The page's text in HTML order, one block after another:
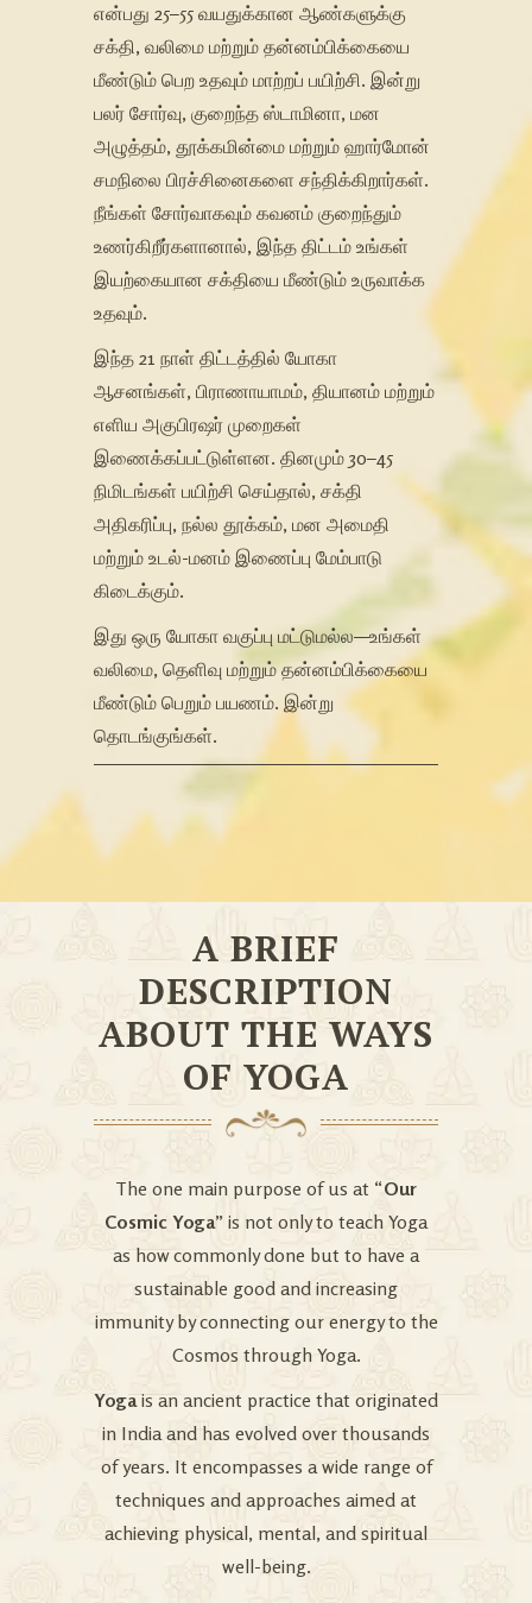
என்பது 25–55 வயதுக்கான ஆண்களுக்கு
சக்தி, வலிமை மற்றும் தன்னம்பிக்கையை
மீண்டும் பெற உதவும் மாற்றப் பயிற்சி. இன்று
பலர் சோர்வு, குறைந்த ஸ்டாமினா, மன
அழுத்தம், தூக்கமின்மை மற்றும் ஹார்மோன்
சமநிலை பிரச்சினைகளை சந்திக்கிறார்கள்.
நீங்கள் சோர்வாகவும் கவனம் குறைந்தும்
உணர்கிறீர்களானால், இந்த திட்டம் உங்கள்
இயற்கையான சக்தியை மீண்டும் உருவாக்க
உதவும்.
இந்த 21 நாள் திட்டத்தில் யோகா
ஆசனங்கள், பிராணாயாமம், தியானம் மற்றும்
எளிய அகுபிரஷர் முறைகள்
இணைக்கப்பட்டுள்ளன. தினமும் 30–45
நிமிடங்கள் பயிற்சி செய்தால், சக்தி
அதிகரிப்பு, நல்ல தூக்கம், மன அமைதி
மற்றும் உடல்-மனம் இணைப்பு மேம்பாடு
கிடைக்கும்.
இது ஒரு யோகா வகுப்பு மட்டுமல்ல—உங்கள்
வலிமை, தெளிவு மற்றும் தன்னம்பிக்கையை
மீண்டும் பெறும் பயணம். இன்று
தொடங்குங்கள்.
A BRIEF
DESCRIPTION
ABOUT THE WAYS
OF YOGA
The one main purpose of us at “Our
Cosmic Yoga” is not only to teach Yoga
as how commonly done but to have a
sustainable good and increasing
immunity by connecting our energy to the
Cosmos through Yoga.
Yogais an ancient practice that originated
in India and has evolved over thousands
of years. It encompasses a wide range of
techniques and approaches aimed at
achieving physical, mental, and spiritual
well-being.